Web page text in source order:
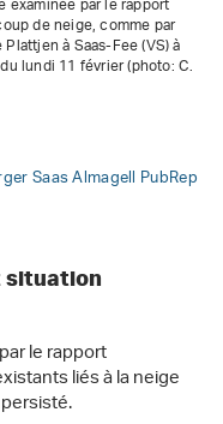
de neige, comme par
à Saas-Fee (VS) à
lundi 11 février (photo: C.
Saas Almagell PubRep
(jpg, 68 Ko)
mAval(jpg, 63
Horn mAval(jpg, 47
situation
le rapport
liés à la neige